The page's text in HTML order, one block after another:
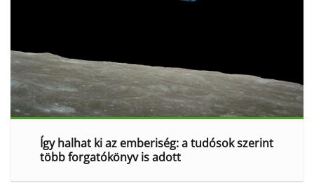
Így halhat ki az emberiség: a tudósok szerint
több forgatókönyv is adott